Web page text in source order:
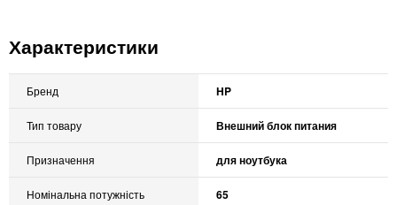
Характеристики
Бренд HP
Тип товару Внешний блок питания
Призначення для ноутбука
Номінальна потужність 65